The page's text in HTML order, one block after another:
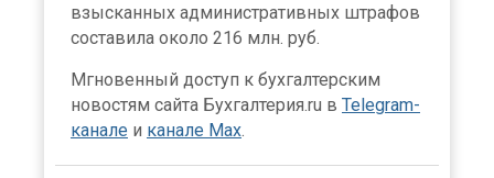
взысканных административных штрафов
составила около 216 млн. руб.
Мгновенный доступ к бухгалтерским
новостям сайта Бухгалтерия.ru в Telegram-
канале и канале Max.